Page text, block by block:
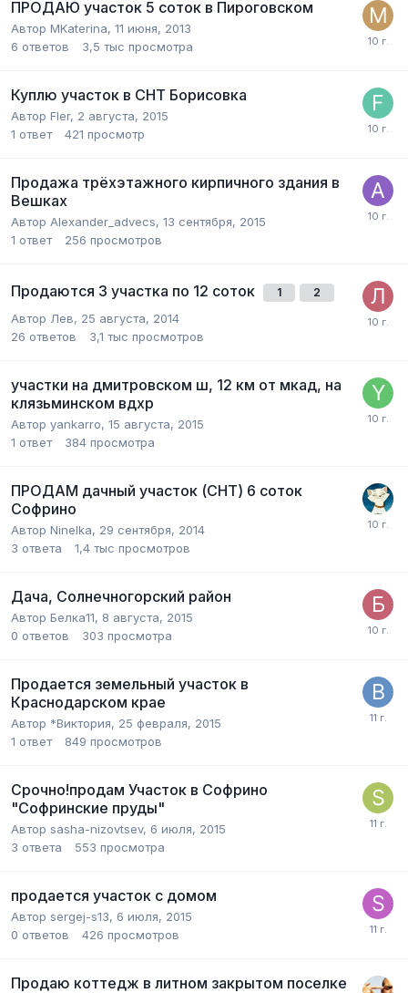
ПРОДАЮ участок 5 соток в Пироговском
Автор MKaterina, 11 июня, 2013
6 ответов 3,5 тыс просмотра
Куплю участок в СНТ Борисовка
Автор Fler, 2 августа, 2015
1 ответ 421 просмотр
Продажа трёхэтажного кирпичного здания в
Вешках
Автор Alexander_advecs, 13 сентября, 2015
1 ответ 256 просмотров
Продаются 3 участка по 12 соток 1 2
Автор Лев, 25 августа, 2014
26 ответов 3,1 тыс просмотров
участки на дмитровском ш, 12 км от мкад, на
клязьминском вдхр
Автор yankarro, 15 августа, 2015
1 ответ 384 просмотра
ПРОДАМ дачный участок (СНТ) 6 соток
Софрино
Автор Ninelka, 29 сентября, 2014
3 ответа 1,4 тыс просмотров
Дача, Солнечногорский район
Автор Белка11, 8 августа, 2015
0 ответов 303 просмотра
Продается земельный участок в
Краснодарском крае
Автор *Виктория, 25 февраля, 2015
1 ответ 849 просмотров
Срочно!продам Участок в Софрино
"Софринские пруды"
Автор sasha-nizovtsev, 6 июля, 2015
3 ответа 553 просмотра
продается участок с домом
Автор sergej-s13, 6 июля, 2015
0 ответов 426 просмотров
Продаю коттедж в литном закрытом поселке